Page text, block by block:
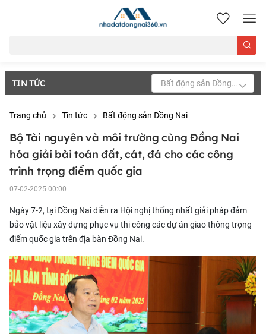
nhadatdongnai360.vn
TIN TỨC Bất động sản Đồng Nai
Trang chủ Tin tức Bất động sản Đồng Nai
Bộ Tài nguyên và môi trường cùng Đồng Nai
hóa giải bài toán đất, cát, đá cho các công
trình trọng điểm quốc gia
07-02-2025 00:00
Ngày 7-2, tại Đồng Nai diễn ra Hội nghị thống nhất giải pháp đảm
bảo vật liệu xây dựng phục vụ thi công các dự án giao thông trọng
điểm quốc gia trên địa bàn Đồng Nai.